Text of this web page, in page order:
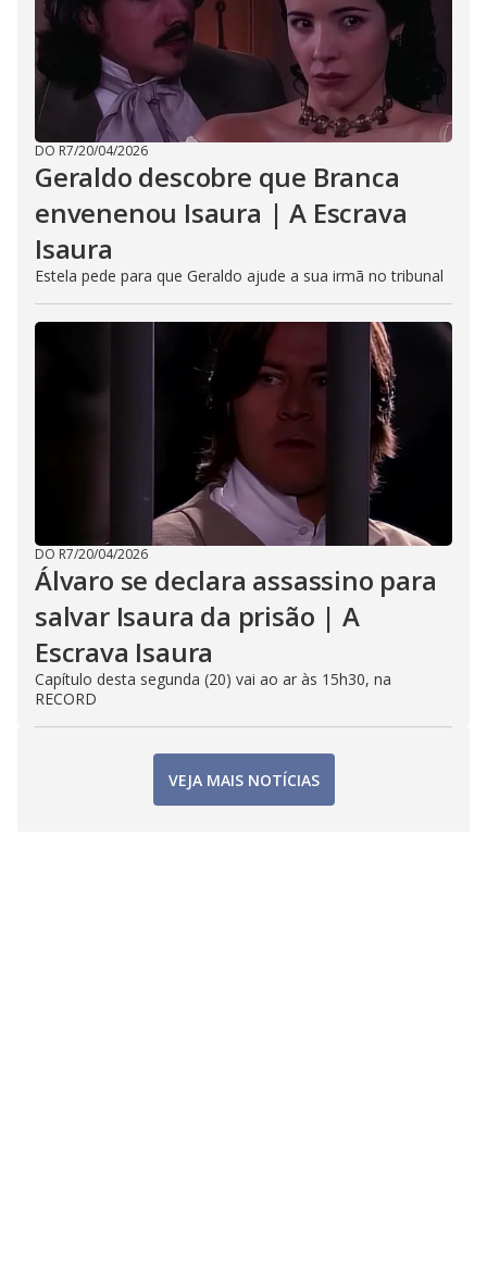
DO R7/20/04/2026
Geraldo descobre que Branca
envenenou Isaura | A Escrava
Isaura
Estela pede para que Geraldo ajude a sua irmã no tribunal
DO R7/20/04/2026
Álvaro se declara assassino para
salvar Isaura da prisão | A
Escrava Isaura
Capítulo desta segunda (20) vai ao ar às 15h30, na
RECORD
VEJA MAIS NOTÍCIAS